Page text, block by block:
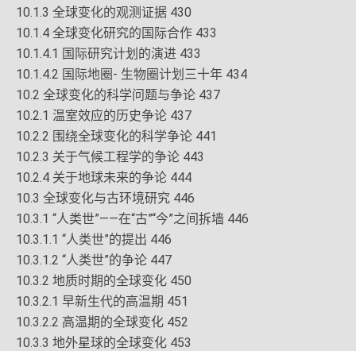
10.1.3 全球变化的观测证据 430
10.1.4 全球变化研究的国际合作 433
10.1.4.1 国际研究计划的演进 433
10.1.4.2 国际地圈- 生物圈计划三十年 434
10.2 全球变化的科学问题与争论 437
10.2.1 温室效应的历史争论 437
10.2.2 围绕全球变化的科学争论 441
10.2.3 关于气候工程学的争论 443
10.2.4 关于地球未来的争论 444
10.3 全球变化与古环境研究 446
10.3.1 “人类世”——在“古”“今”之间拆墙 446
10.3.1.1 “人类世”的提出 446
10.3.1.2 “人类世”的争论 447
10.3.2 地质时期的全球变化 450
10.3.2.1 早新生代的高温期 451
10.3.2.2 高温期的全球变化 452
10.3.3 地外星球的全球变化 453